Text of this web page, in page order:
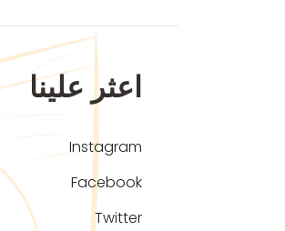
اعثر علينا
Instagram
Facebook
Twitter